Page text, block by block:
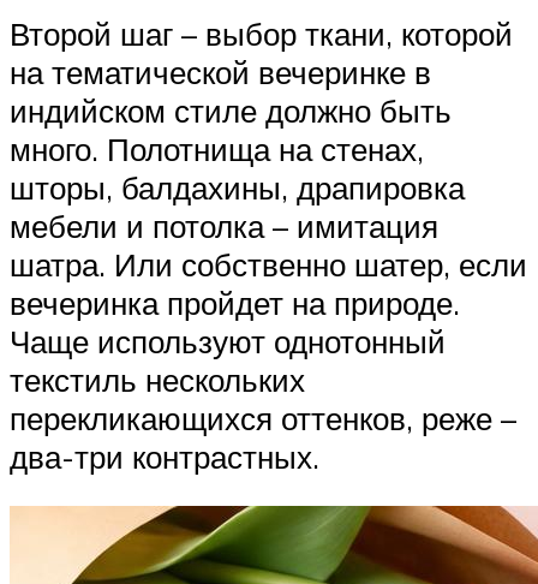
Второй шаг – выбор ткани, которой
на тематической вечеринке в
индийском стиле должно быть
много. Полотнища на стенах,
шторы, балдахины, драпировка
мебели и потолка – имитация
шатра. Или собственно шатер, если
вечеринка пройдет на природе.
Чаще используют однотонный
текстиль нескольких
перекликающихся оттенков, реже –
два-три контрастных.